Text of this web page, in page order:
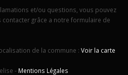
et/ou questions, vous pouvez
grâce a notre formulaire de
de la commune : Voir la carte
- Mentions Légales